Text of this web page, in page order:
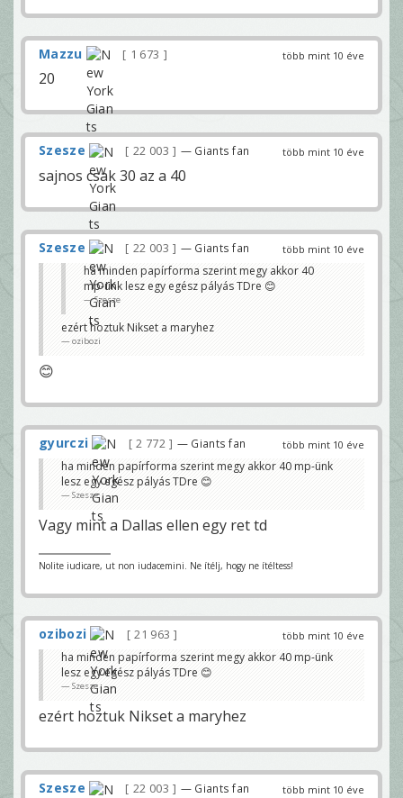
több mint 10 éve
Mazzu 1 673
20
több mint 10 éve
Szesze 22 003 — Giants fan
sajnos csak 30 az a 40
több mint 10 éve
Szesze 22 003 — Giants fan
ha minden papírforma szerint megy akkor 40
mp-ünk lesz egy egész pályás TDre 😊
Szesze
ezért hoztuk Nikset a maryhez
ozibozi
😊
több mint 10 éve
gyurczi 2 772 — Giants fan
ha minden papírforma szerint megy akkor 40 mp-ünk
lesz egy egész pályás TDre 😊
Szesze
Vagy mint a Dallas ellen egy ret td
Nolite iudicare, ut non iudacemini. Ne ítélj, hogy ne ítéltess!
több mint 10 éve
ozibozi
21 963
ha minden papírforma szerint megy akkor 40 mp-ünk
lesz egy egész pályás TDre 😊
Szesze
ezért hoztuk Nikset a maryhez
több mint 10 éve
Szesze 22 003 — Giants fan